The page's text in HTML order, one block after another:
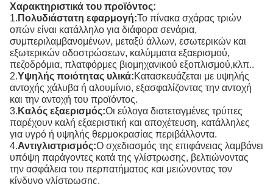
Χαρακτηριστικά του προϊόντος:
1.Πολυδιάστατη εφαρμογή:Το πίνακα σχάρας τριών
οπών είναι κατάλληλο για διάφορα σενάρια,
συμπεριλαμβανομένων, μεταξύ άλλων, εσωτερικών και
εξωτερικών οδοστρώσεων, καλύμματα εξαερισμού,
πεζοδρόμια, πλατφόρμες βιομηχανικού εξοπλισμού,κλπ..
2.Υψηλής ποιότητας υλικά:Κατασκευάζεται με υψηλής
αντοχής χάλυβα ή αλουμίνιο, εξασφαλίζοντας την αντοχή
και την αντοχή του προϊόντος.
3.Καλός εξαερισμός:Οι εύλογα διατεταγμένες τρύπες
παρέχουν καλή εξαεριστική και αποχέτευση, κατάλληλες
για υγρό ή υψηλής θερμοκρασίας περιβάλλοντα.
4.Αντιγλιστρισμός:Ο σχεδιασμός της επιφάνειας λαμβάνει
υπόψη παράγοντες κατά της γλίστρωσης, βελτιώνοντας
την ασφάλεια του περπατήματος και μειώνοντας τον
κίνδυνο γλίστρωσης.